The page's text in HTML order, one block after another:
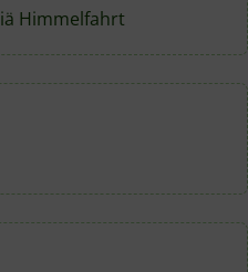
Himmelfahrt